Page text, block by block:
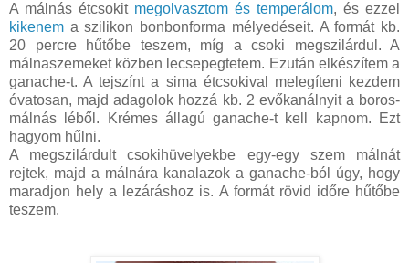
A málnás étcsokit megolvasztom és temperálom, és ezzel
kikenem a szilikon bonbonforma mélyedéseit. A formát kb.
20 percre hűtőbe teszem, míg a csoki megszilárdul. A
málnaszemeket közben lecsepegtetem. Ezután elkészítem a
ganache-t. A tejszínt a sima étcsokival melegíteni kezdem
óvatosan, majd adagolok hozzá kb. 2 evőkanálnyit a boros-
málnás léből. Krémes állagú ganache-t kell kapnom. Ezt
hagyom hűlni.
A megszilárdult csokihüvelyekbe egy-egy szem málnát
rejtek, majd a málnára kanalazok a ganache-ból úgy, hogy
maradjon hely a lezáráshoz is. A formát rövid időre hűtőbe
teszem.